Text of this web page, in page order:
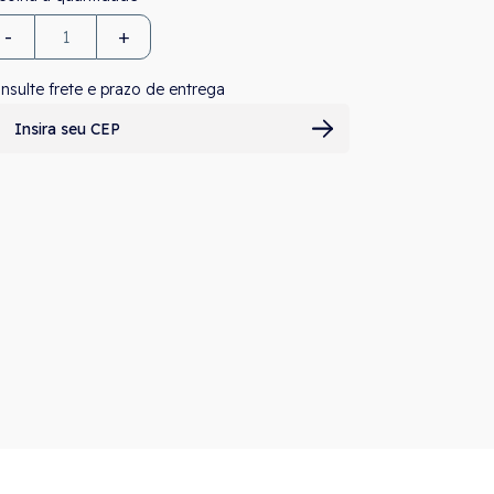
- +
frete e prazo de entrega